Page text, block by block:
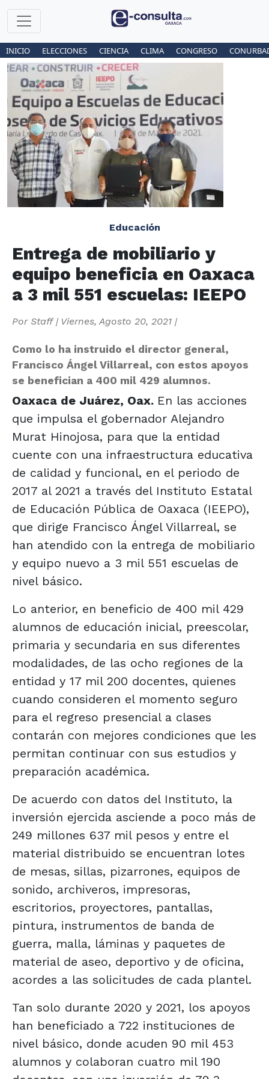
INICIO ELECCIONES CIENCIA CLIMA CONGRESO
Educación
Entrega de mobiliario y
equipo beneficia en Oaxaca
a 3 mil 551 escuelas: IEEPO
Por Staff| Viernes, Agosto 20, 2021 |
Como lo ha instruido el director general,
Francisco Ángel Villarreal, con estos apoyos
se benefician a 400 mil 429 alumnos.
Oaxaca de Juárez, Oax. En las acciones
que impulsa el gobernador Alejandro
Murat Hinojosa, para que la entidad
cuente con una infraestructura educativa
de calidad y funcional, en el periodo de
2017 al 2021 a través del Instituto Estatal
de Educación Pública de Oaxaca (IEEPO),
que dirige Francisco Ángel Villarreal, se
han atendido con la entrega de mobiliario
y equipo nuevo a 3 mil 551 escuelas de
nivel básico.
Lo anterior, en beneficio de 400 mil 429
alumnos de educación inicial, preescolar,
primaria y secundaria en sus diferentes
modalidades, de las ocho regiones de la
entidad y 17 mil 200 docentes, quienes
cuando consideren el momento seguro
para el regreso presencial a clases
contarán con mejores condiciones que les
permitan continuar con sus estudios y
preparación académica.
De acuerdo con datos del Instituto, la
inversión ejercida asciende a poco más de
249 millones 637 mil pesos y entre el
material distribuido se encuentran lotes
de mesas, sillas, pizarrones, equipos de
sonido, archiveros, impresoras,
escritorios, proyectores, pantallas,
pintura, instrumentos de banda de
guerra, malla, láminas y paquetes de
material de aseo, deportivo y de oficina,
acordes a las solicitudes de cada plantel.
Tan solo durante 2020 y 2021, los apoyos
han beneficiado a 722 instituciones de
nivel básico, donde acuden 90 mil 453
alumnos y colaboran cuatro mil 190